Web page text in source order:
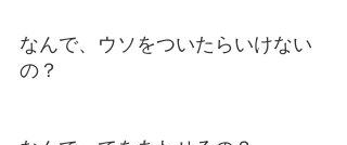
なんで、ウソをついたらいけない
の？